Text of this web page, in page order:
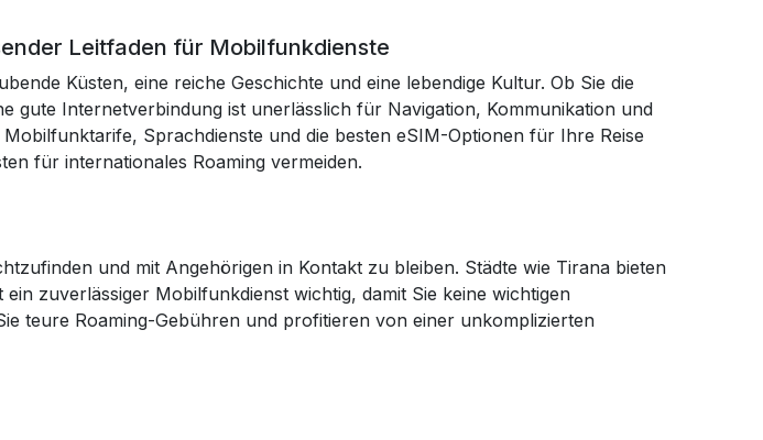
Leitfaden für Mobilfunkdienste
Küsten, eine reiche Geschichte und eine lebendige Kultur. Ob Sie die
gute Internetverbindung ist unerlässlich für Navigation, Kommunikation und
Sprachdienste und die besten eSIM-Optionen für Ihre Reise
für internationales Roaming vermeiden.
und mit Angehörigen in Kontakt zu bleiben. Städte wie Tirana bieten
zuverlässiger Mobilfunkdienst wichtig, damit Sie keine wichtigen
teure Roaming-Gebühren und profitieren von einer unkomplizierten